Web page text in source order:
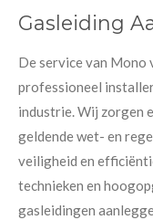
Gasleiding
De service van Mono
professioneel
industrie. Wij zorgen
geldende wet- en
veiligheid en
technieken en
gasleidingen